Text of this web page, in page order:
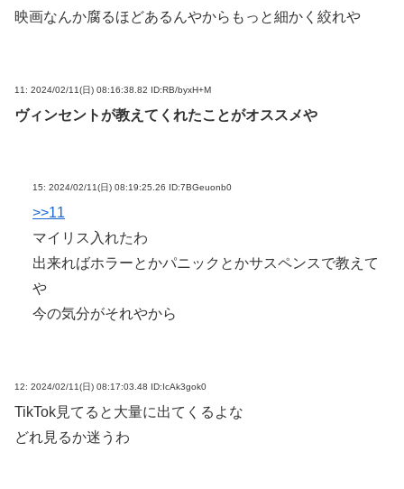
映画なんか腐るほどあるんやからもっと細かく絞れや
11: 2024/02/11(日) 08:16:38.82 ID:RB/byxH+M
ヴィンセントが教えてくれたことがオススメや
15: 2024/02/11(日) 08:19:25.26 ID:7BGeuonb0
>>11
マイリス入れたわ
出来ればホラーとかパニックとかサスペンスで教えて
や
今の気分がそれやから
12: 2024/02/11(日) 08:17:03.48 ID:IcAk3gok0
TikTok見てると大量に出てくるよな
どれ見るか迷うわ